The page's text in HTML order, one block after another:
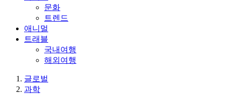
문화
트렌드
애니멀
트래블
국내여행
해외여행
글로벌
과학